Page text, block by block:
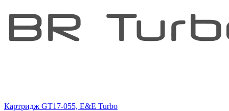
Картридж GT17-055, E&E Turbo